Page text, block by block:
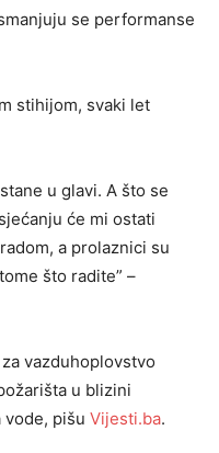
se performanse
stihijom, svaki let
u glavi. A što se
će mi ostati
a prolaznici su
što radite” –
vazduhoplovstvo
u blizini
pišu Vijesti.ba.